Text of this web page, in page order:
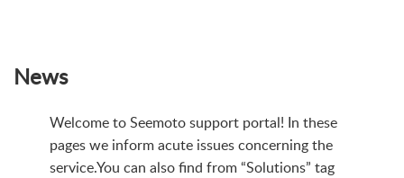
News
Welcome to Seemoto support portal! In these
pages we inform acute issues concerning the
service.You can also find from “Solutions” tag